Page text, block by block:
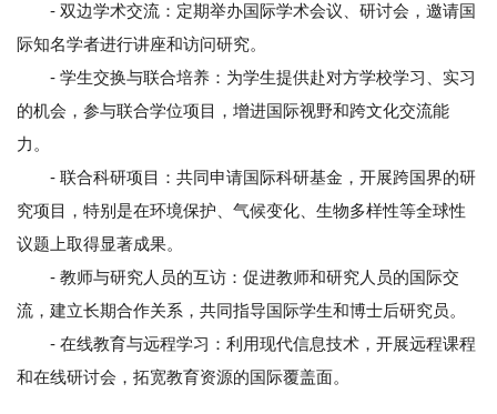
- 双边学术交流：定期举办国际学术会议、研讨会，邀请国
际知名学者进行讲座和访问研究。
- 学生交换与联合培养：为学生提供赴对方学校学习、实习
的机会，参与联合学位项目，增进国际视野和跨文化交流能
力。
- 联合科研项目：共同申请国际科研基金，开展跨国界的研
究项目，特别是在环境保护、气候变化、生物多样性等全球性
议题上取得显著成果。
- 教师与研究人员的互访：促进教师和研究人员的国际交
流，建立长期合作关系，共同指导国际学生和博士后研究员。
- 在线教育与远程学习：利用现代信息技术，开展远程课程
和在线研讨会，拓宽教育资源的国际覆盖面。